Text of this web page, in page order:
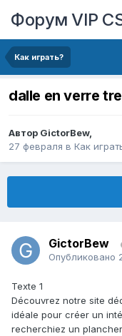
Форум VIP
Как играть?
dalle en verre
Автор GictorBew,
27 февраля в Как
GictorBew
Опубликовано
Texte 1
Découvrez notre site
idéale pour créer un
recherchiez un